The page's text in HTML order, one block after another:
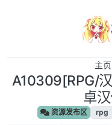
主页
A10309[RPG/
卓
资源发布区 rpg